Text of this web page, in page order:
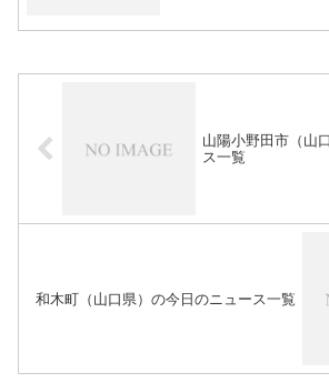
山陽小野田市（山
ス一覧
和木町（山口県）の今日のニュース一覧